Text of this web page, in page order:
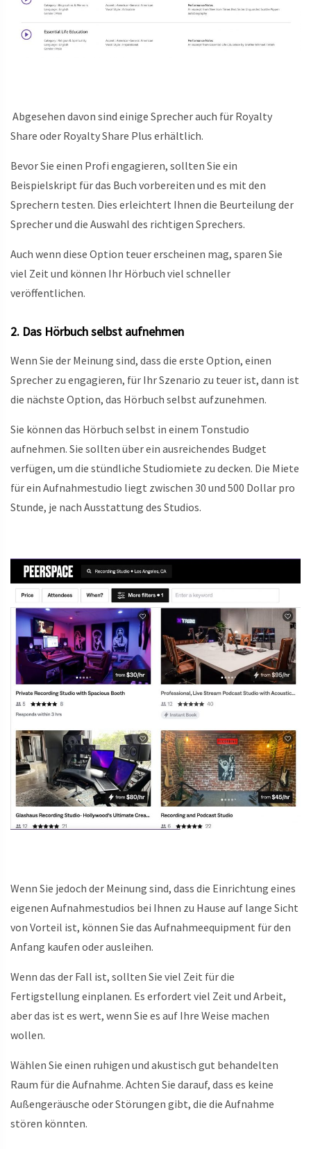
Abgesehen davon sind einige Sprecher auch für Royalty
Share oder Royalty Share Plus erhältlich.
Bevor Sie einen Profi engagieren, sollten Sie ein
Beispielskript für das Buch vorbereiten und es mit den
Sprechern testen. Dies erleichtert Ihnen die Beurteilung der
Sprecher und die Auswahl des richtigen Sprechers.
Auch wenn diese Option teuer erscheinen mag, sparen Sie
viel Zeit und können Ihr Hörbuch viel schneller
veröffentlichen.
2. Das Hörbuch selbst aufnehmen
Wenn Sie der Meinung sind, dass die erste Option, einen
Sprecher zu engagieren, für Ihr Szenario zu teuer ist, dann ist
die nächste Option, das Hörbuch selbst aufzunehmen.
Sie können das Hörbuch selbst in einem Tonstudio
aufnehmen. Sie sollten über ein ausreichendes Budget
verfügen, um die stündliche Studiomiete zu decken. Die Miete
für ein Aufnahmestudio liegt zwischen 30 und 500 Dollar pro
Stunde, je nach Ausstattung des Studios.
Wenn Sie jedoch der Meinung sind, dass die Einrichtung eines
eigenen Aufnahmestudios bei Ihnen zu Hause auf lange Sicht
von Vorteil ist, können Sie das Aufnahmeequipment für den
Anfang kaufen oder ausleihen.
Wenn das der Fall ist, sollten Sie viel Zeit für die
Fertigstellung einplanen. Es erfordert viel Zeit und Arbeit,
aber das ist es wert, wenn Sie es auf Ihre Weise machen
wollen.
Wählen Sie einen ruhigen und akustisch gut behandelten
Raum für die Aufnahme. Achten Sie darauf, dass es keine
Außengeräusche oder Störungen gibt, die die Aufnahme
stören könnten.